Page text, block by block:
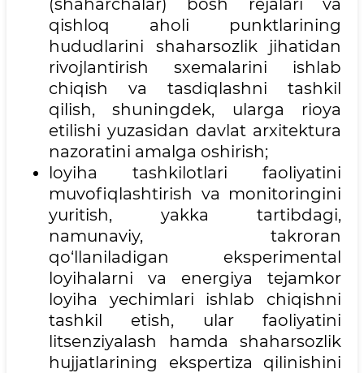
(shaharchalar) bosh rejalari va
qishloq aholi punktlarining
hududlarini shaharsozlik jihatidan
rivojlantirish sxemalarini ishlab
chiqish va tasdiqlashni tashkil
qilish, shuningdek, ularga rioya
etilishi yuzasidan davlat arxitektura
nazoratini amalga oshirish;
loyiha tashkilotlari faoliyatini
muvofiqlashtirish va monitoringini
yuritish, yakka tartibdagi,
namunaviy, takroran
qo‘llaniladigan eksperimental
loyihalarni va energiya tejamkor
loyiha yechimlari ishlab chiqishni
tashkil etish, ular faoliyatini
litsenziyalash hamda shaharsozlik
hujjatlarining ekspertiza qilinishini